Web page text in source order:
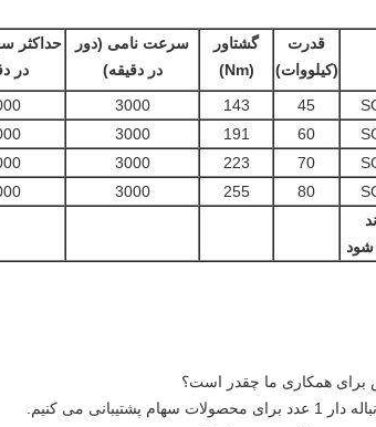
قدرت
(کیلووات)
گشتاور
(Nm)
سرعت نامی (دور
در دقیقه)
حداکثر
در
45
143
3000
60
191
3000
70
223
3000
80
255
3000
برای همکاری ما چقدر است؟